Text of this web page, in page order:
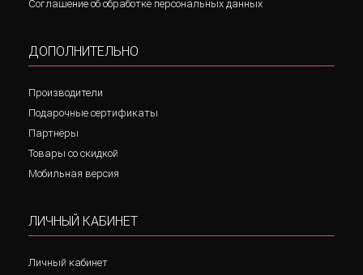
Соглашение об обработке персональных данных
ДОПОЛНИТЕЛЬНО
Производители
Подарочные сертификаты
Партнёры
Товары со скидкой
Мобильная версия
ЛИЧНЫЙ КАБИНЕТ
Личный кабинет